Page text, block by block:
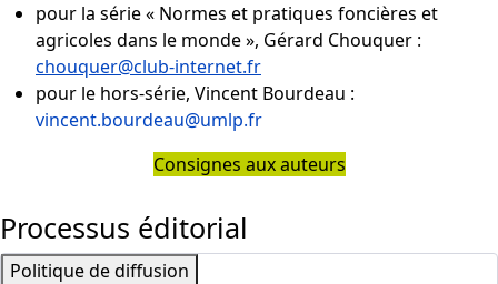
pour la série « Normes et pratiques foncières et
agricoles dans le monde», Gérard Chouquer :
chouquer@club-internet.fr
pour le hors-série, Vincent Bourdeau :
vincent.bourdeau@umlp.fr
Consignes aux auteurs
Processus éditorial
Politique de diffusion